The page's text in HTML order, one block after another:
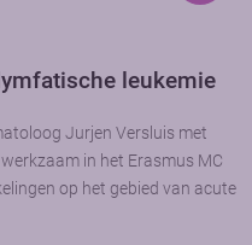
leukemie
Jurjen Versluis met
in het Erasmus MC
op het gebied van acute